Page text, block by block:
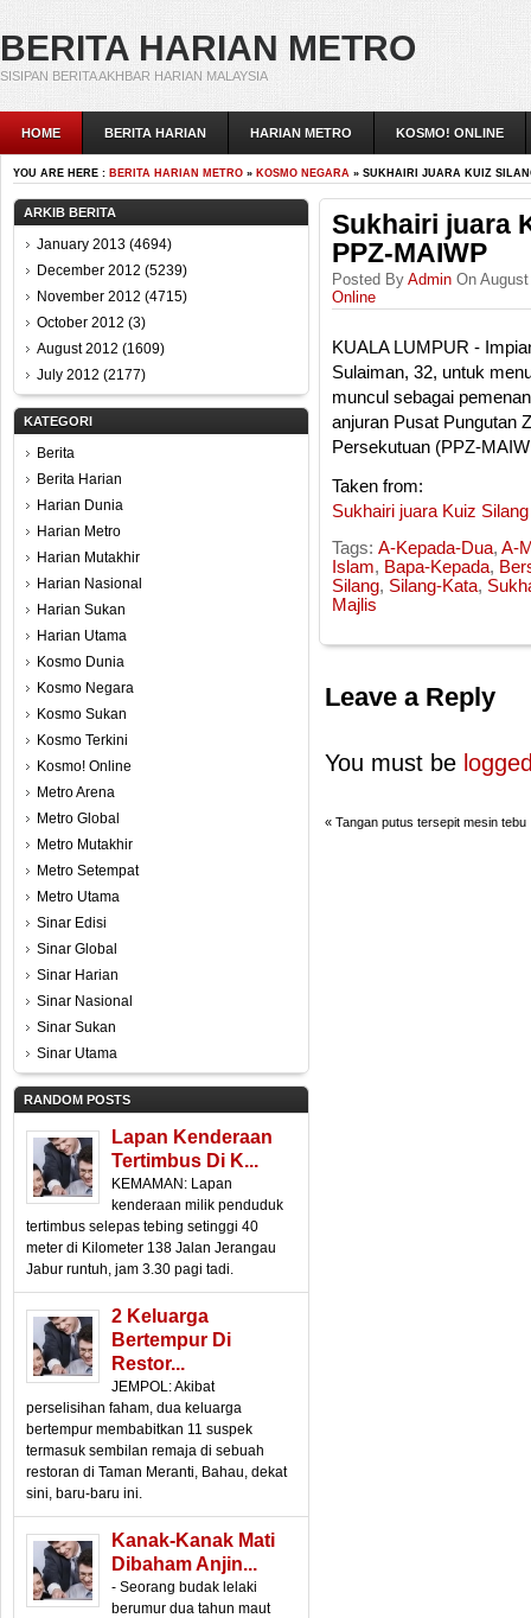
BERITA HARIAN METRO
SISIPAN BERITA AKHBAR HARIAN MALAYSIA
HOME BERITA HARIAN HARIAN METRO KOSMO! ONLINE
YOU ARE HERE : BERITA HARIAN METRO » KOSMO NEGARA » SUKHAIRI JUARA KUIZ
ARKIB BERITA
January 2013 (4694)
December 2012 (5239)
November 2012 (4715)
October 2012 (3)
August 2012 (1609)
July 2012 (2177)
KATEGORI
Berita
Berita Harian
Harian Dunia
Harian Metro
Harian Mutakhir
Harian Nasional
Harian Sukan
Harian Utama
Kosmo Dunia
Kosmo Negara
Kosmo Sukan
Kosmo Terkini
Kosmo! Online
Metro Arena
Metro Global
Metro Mutakhir
Metro Setempat
Metro Utama
Sinar Edisi
Sinar Global
Sinar Harian
Sinar Nasional
Sinar Sukan
Sinar Utama
RANDOM POSTS
Lapan Kenderaan
Tertimbus Di K...
KEMAMAN: Lapan
kenderaan milik penduduk
tertimbus selepas tebing setinggi 40
meter di Kilometer 138 Jalan Jerangau
Jabur runtuh, jam 3.30 pagi tadi.
2 Keluarga
Bertempur Di
Restor...
JEMPOL: Akibat
perselisihan faham, dua keluarga
bertempur membabitkan 11 suspek
termasuk sembilan remaja di sebuah
restoran di Taman Meranti, Bahau, dekat
sini, baru-baru ini.
Kanak-Kanak Mati
Dibaham Anjin...
- Seorang budak lelaki
berumur dua tahun maut
Sukhairi juara
PPZ-MAIWP
Posted By Admin On
Online
KUALA LUMPUR -
Sulaiman, 32, untuk
muncul sebagai
anjuran Pusat Pungutan
Persekutuan (PPZ-
Taken from:
Sukhairi juara Kuiz
Tags: A-Kepada-Dua, A-
Islam, Bapa-Kepada,
Silang, Silang-Kata,
Majlis
Leave a Reply
You must be
« Tangan putus tersepit mesin tebu